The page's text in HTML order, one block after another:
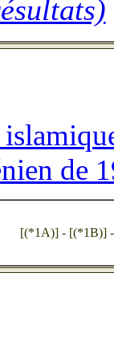
de
[(*1A)] - [(*1B)]